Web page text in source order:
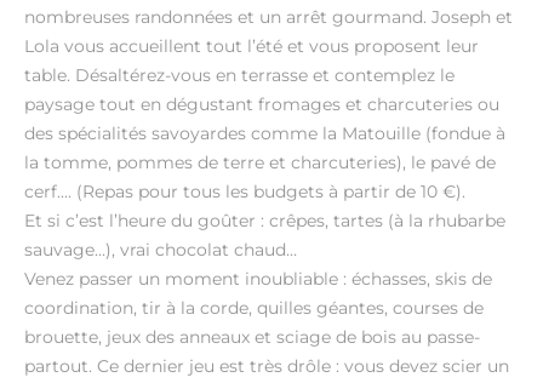
nombreuses randonnées et un arrêt gourmand. Joseph et
Lola vous accueillent tout l’été et vous proposent leur
table. Désaltérez-vous en terrasse et contemplez le
paysage tout en dégustant fromages et charcuteries ou
des spécialités savoyardes comme la Matouille (fondue à
la tomme, pommes de terre et charcuteries), le pavé de
cerf.... (Repas pour tous les budgets à partir de 10 €).
Et si c’est l’heure du goûter : crêpes, tartes (à la rhubarbe
sauvage...), vrai chocolat chaud…
Venez passer un moment inoubliable : échasses, skis de
coordination, tir à la corde, quilles géantes, courses de
brouette, jeux des anneaux et sciage de bois au passe-
partout. Ce dernier jeu est très drôle : vous devez scier un